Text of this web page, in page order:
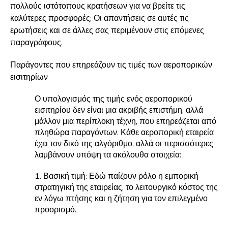
πολλούς ιστότοπους κρατήσεων για να βρείτε τις
καλύτερες προσφορές; Οι απαντήσεις σε αυτές τις
ερωτήσεις και σε άλλες σας περιμένουν στις επόμενες
παραγράφους.
Παράγοντες που επηρεάζουν τις τιμές των αεροπορικών
εισιτηρίων
Ο υπολογισμός της τιμής ενός αεροπορικού
εισιτηρίου δεν είναι μια ακριβής επιστήμη, αλλά
μάλλον μια περίπλοκη τέχνη, που επηρεάζεται από
πληθώρα παραγόντων. Κάθε αεροπορική εταιρεία
έχει τον δικό της αλγόριθμο, αλλά οι περισσότερες
λαμβάνουν υπόψη τα ακόλουθα στοιχεία:
1. Βασική τιμή: Εδώ παίζουν ρόλο η εμπορική
στρατηγική της εταιρείας, το λειτουργικό κόστος της
εν λόγω πτήσης και η ζήτηση για τον επιλεγμένο
προορισμό.